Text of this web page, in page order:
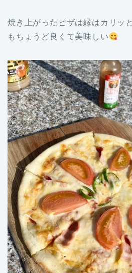
焼き上がったピザは縁はカリッ
もちょうど良くて美味しい